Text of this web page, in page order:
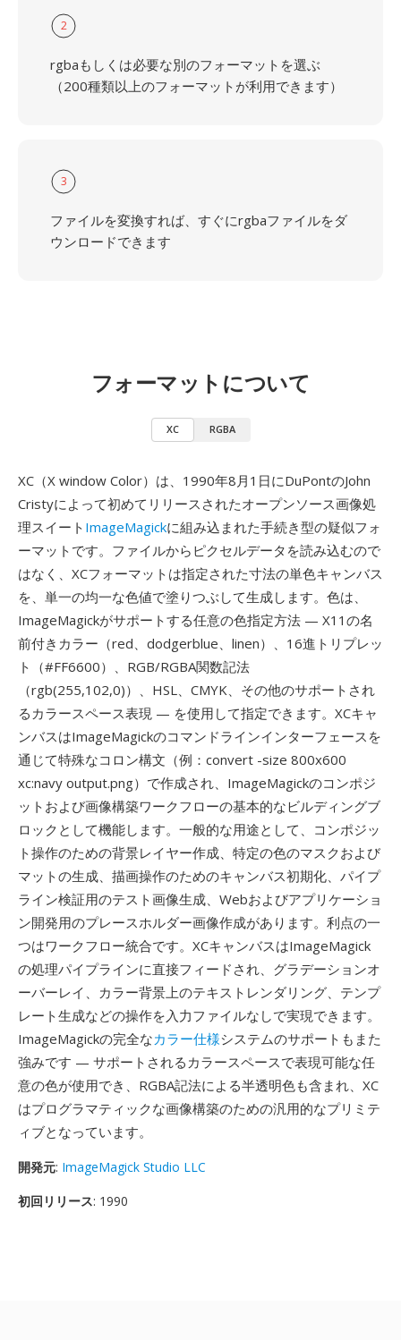
2
rgbaもしくは必要な別のフォーマットを選ぶ
（200種類以上のフォーマットが利用できます）
3
ファイルを変換すれば、すぐにrgbaファイルをダ
ウンロードできます
フォーマットについて
XC RGBA
XC（X window Color）は、1990年8月1日にDuPontのJohn
Cristyによって初めてリリースされたオープンソース画像処
理スイート ImageMagickに組み込まれた手続き型の疑似フォ
ーマットです。ファイルからピクセルデータを読み込むので
はなく、XCフォーマットは指定された寸法の単色キャンバス
を、単一の均一な色値で塗りつぶして生成します。色は、
ImageMagickがサポートする任意の色指定方法 — X11の名
前付きカラー（red、dodgerblue、linen）、16進トリプレッ
ト（#FF6600）、RGB/RGBA関数記法
（rgb(255,102,0)）、HSL、CMYK、その他のサポートされ
るカラースペース表現 — を使用して指定できます。XCキャ
ンバスはImageMagickのコマンドラインインターフェースを
通じて特殊なコロン構文（例：convert -size 800x600
xc:navy output.png）で作成され、ImageMagickのコンポジ
ットおよび画像構築ワークフローの基本的なビルディングブ
ロックとして機能します。一般的な用途として、コンポジッ
ト操作のための背景レイヤー作成、特定の色のマスクおよび
マットの生成、描画操作のためのキャンバス初期化、パイプ
ライン検証用のテスト画像生成、Webおよびアプリケーショ
ン開発用のプレースホルダー画像作成があります。利点の一
つはワークフロー統合です。XCキャンバスはImageMagick
の処理パイプラインに直接フィードされ、グラデーションオ
ーバーレイ、カラー背景上のテキストレンダリング、テンプ
レート生成などの操作を入力ファイルなしで実現できます。
ImageMagickの完全なカラー仕様システムのサポートもまた
強みです — サポートされるカラースペースで表現可能な任
意の色が使用でき、RGBA記法による半透明色も含まれ、XC
はプログラマティックな画像構築のための汎用的なプリミテ
ィブとなっています。
開発元: ImageMagick Studio LLC
初回リリース: 1990